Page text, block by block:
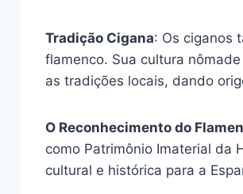
Tradição Cigana: Os ciganos
flamenco. Sua cultura
as tradições locais, dando
O Reconhecimento do
como Patrimônio Imaterial da
cultural e histórica para a